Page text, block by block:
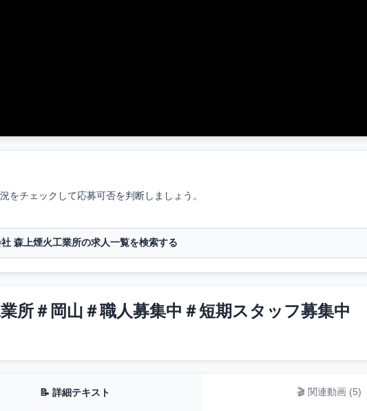
をチェックして応募可否を判断しましょう。
森上煙火工業所の求人一覧を検索する
所＃岡山＃職人募集中＃短期スタッフ募集中
📝 詳細テキスト 🎬 関連動画 (5)